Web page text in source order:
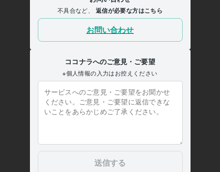
集客・マーケティング相談
■販売実績6000件超！電話相談のやり方
■30分で電話相談出品者の悩み聞きます ■一人ビジネスで成功する
■最速プラチナランク！20日間伴走します
電話相談 ココナラ 仕事 マーケティング ビジネス
経営
コンサルタント
1987年3月 ~ 1991年2月
大阪府私立上宮高等学校 1983年3月 ~ 1986年2月
人生経歴【自己紹介】part1 人生の主役『うさぴょん』
人生経歴【自己紹介】part2 人生の主役『うさぴょん』(^O^)/
年7月 ~ 現在
人生経歴【自己紹介】part4 人生の主役『うさぴょん』(^O^)/